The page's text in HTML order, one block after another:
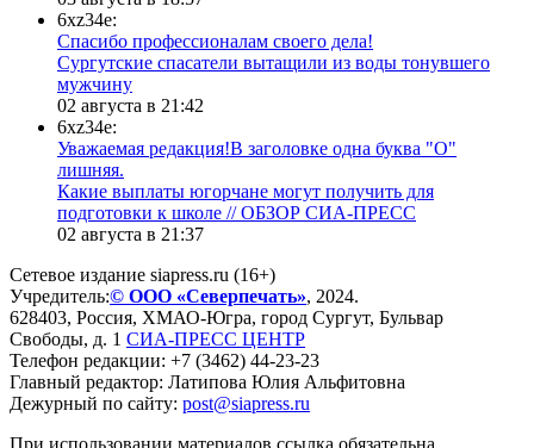
6xz34e:
Спасибо профессионалам своего дела!
Сургутские спасатели вытащили из воды тонувшего
мужчину
02 августа в 21:42
6xz34e:
Уважаемая редакция!В заголовке одна буква "О"
лишняя.
Какие выплаты югорчане могут получить для
подготовки к школе // ОБЗОР СИА-ПРЕСС
02 августа в 21:37
Сетевое издание siapress.ru (16+)
Учредитель:© ООО «Северпечать», 2024.
628403, Россия, ХМАО-Югра, город Сургут, Бульвар
Свободы, д. 1 СИА-ПРЕСС ЦЕНТР
Телефон редакции: +7 (3462) 44-23-23
Главный редактор: Латипова Юлия Альфитовна
Дежурный по сайту: post@siapress.ru
При использовании материалов ссылка обязательна.